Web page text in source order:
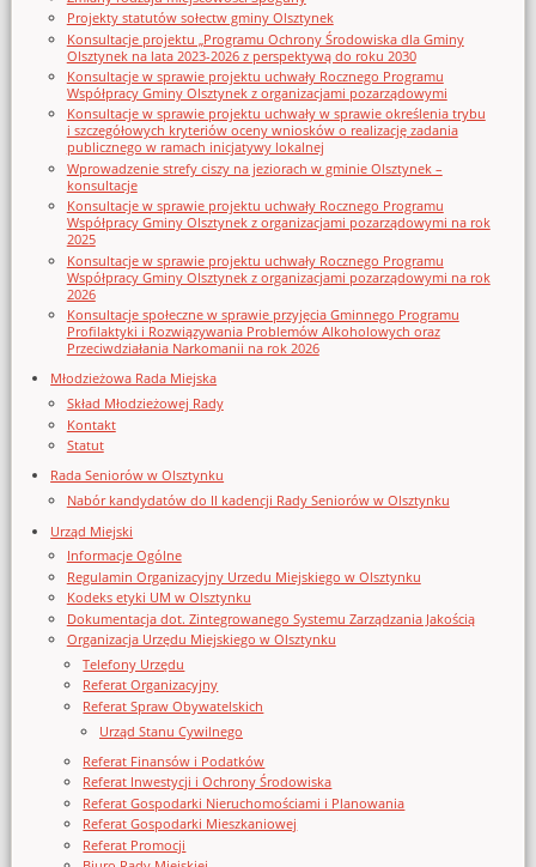
Projekty statutów sołectw gminy Olsztynek
Konsultacje projektu „Programu Ochrony Środowiska dla Gminy
Olsztynek na lata 2023-2026 z perspektywą do roku 2030
Konsultacje w sprawie projektu uchwały Rocznego Programu
Współpracy Gminy Olsztynek z organizacjami pozarządowymi
Konsultacje w sprawie projektu uchwały w sprawie określenia trybu
i szczegółowych kryteriów oceny wniosków o realizację zadania
publicznego w ramach inicjatywy lokalnej
Wprowadzenie strefy ciszy na jeziorach w gminie Olsztynek –
konsultacje
Konsultacje w sprawie projektu uchwały Rocznego Programu
Współpracy Gminy Olsztynek z organizacjami pozarządowymi na rok
2025
Konsultacje w sprawie projektu uchwały Rocznego Programu
Współpracy Gminy Olsztynek z organizacjami pozarządowymi na rok
2026
Konsultacje społeczne w sprawie przyjęcia Gminnego Programu
Profilaktyki i Rozwiązywania Problemów Alkoholowych oraz
Przeciwdziałania Narkomanii na rok 2026
Młodzieżowa Rada Miejska
Skład Młodzieżowej Rady
Kontakt
Statut
Rada Seniorów w Olsztynku
Nabór kandydatów do II kadencji Rady Seniorów w Olsztynku
Urząd Miejski
Informacje Ogólne
Regulamin Organizacyjny Urzedu Miejskiego w Olsztynku
Kodeks etyki UM w Olsztynku
Dokumentacja dot. Zintegrowanego Systemu Zarządzania Jakością
Organizacja Urzędu Miejskiego w Olsztynku
Telefony Urzędu
Referat Organizacyjny
Referat Spraw Obywatelskich
Urząd Stanu Cywilnego
Referat Finansów i Podatków
Referat Inwestycji i Ochrony Środowiska
Referat Gospodarki Nieruchomościami i Planowania
Referat Gospodarki Mieszkaniowej
Referat Promocji